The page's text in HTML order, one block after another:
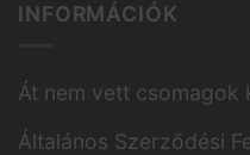
INFORMÁCIÓK
Át nem vett csomagok
Általános Szerződési